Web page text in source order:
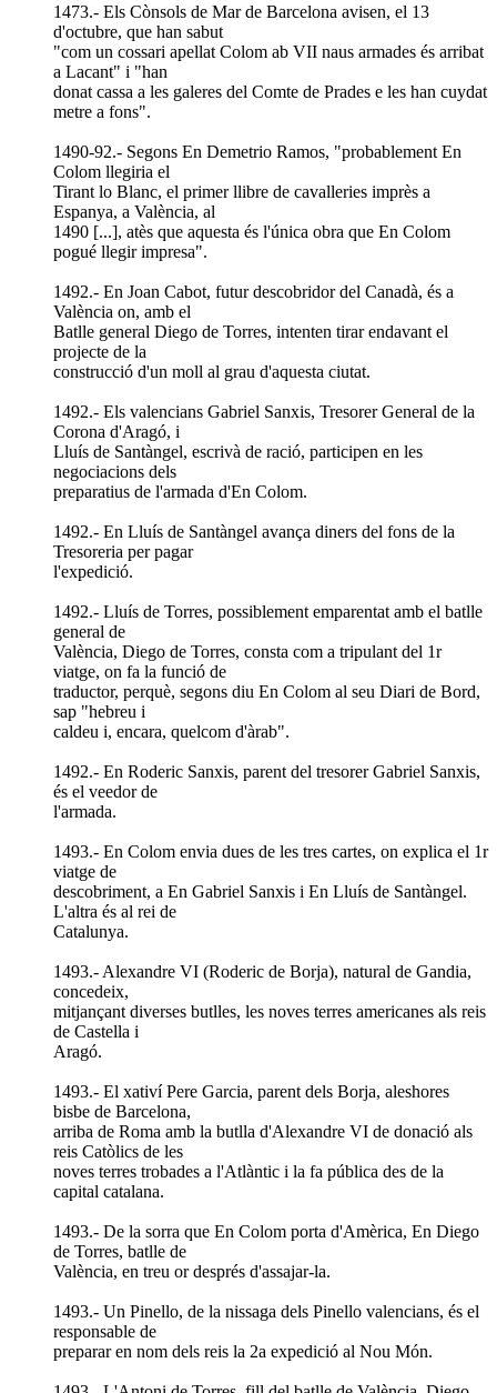
1473.- Els Cònsols de Mar de Barcelona avisen, el 13
d'octubre, que han sabut
"com un cossari apellat Colom ab VII naus armades és arribat
a Lacant" i "han
donat cassa a les galeres del Comte de Prades e les han cuydat
metre a fons".
1490-92.- Segons En Demetrio Ramos, "probablement En
Colom llegiria el
Tirant lo Blanc, el primer llibre de cavalleries imprès a
Espanya, a València, al
1490 [...], atès que aquesta és l'única obra que En Colom
pogué llegir impresa".
1492.- En Joan Cabot, futur descobridor del Canadà, és a
València on, amb el
Batlle general Diego de Torres, intenten tirar endavant el
projecte de la
construcció d'un moll al grau d'aquesta ciutat.
1492.- Els valencians Gabriel Sanxis, Tresorer General de la
Corona d'Aragó, i
Lluís de Santàngel, escrivà de ració, participen en les
negociacions dels
preparatius de l'armada d'En Colom.
1492.- En Lluís de Santàngel avança diners del fons de la
Tresoreria per pagar
l'expedició.
1492.- Lluís de Torres, possiblement emparentat amb el batlle
general de
València, Diego de Torres, consta com a tripulant del 1r
viatge, on fa la funció de
traductor, perquè, segons diu En Colom al seu Diari de Bord,
sap "hebreu i
caldeu i, encara, quelcom d'àrab".
1492.- En Roderic Sanxis, parent del tresorer Gabriel Sanxis,
és el veedor de
l'armada.
1493.- En Colom envia dues de les tres cartes, on explica el 1r
viatge de
descobriment, a En Gabriel Sanxis i En Lluís de Santàngel.
L'altra és al rei de
Catalunya.
1493.- Alexandre VI (Roderic de Borja), natural de Gandia,
concedeix,
mitjançant diverses butlles, les noves terres americanes als reis
de Castella i
Aragó.
1493.- El xativí Pere Garcia, parent dels Borja, aleshores
bisbe de Barcelona,
arriba de Roma amb la butlla d'Alexandre VI de donació als
reis Catòlics de les
noves terres trobades a l'Atlàntic i la fa pública des de la
capital catalana.
1493.- De la sorra que En Colom porta d'Amèrica, En Diego
de Torres, batlle de
València, en treu or després d'assajar-la.
1493.- Un Pinello, de la nissaga dels Pinello valencians, és el
responsable de
preparar en nom dels reis la 2a expedició al Nou Món.